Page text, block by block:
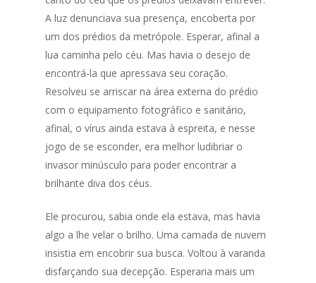
A luz denunciava sua presença, encoberta por
um dos prédios da metrópole. Esperar, afinal a
lua caminha pelo céu. Mas havia o desejo de
encontrá-la que apressava seu coração.
Resolveu se arriscar na área externa do prédio
com o equipamento fotográfico e sanitário,
afinal, o vírus ainda estava à espreita, e nesse
jogo de se esconder, era melhor ludibriar o
invasor minúsculo para poder encontrar a
brilhante diva dos céus.
Ele procurou, sabia onde ela estava, mas havia
algo a lhe velar o brilho. Uma camada de nuvem
insistia em encobrir sua busca. Voltou à varanda
disfarçando sua decepção. Esperaria mais um